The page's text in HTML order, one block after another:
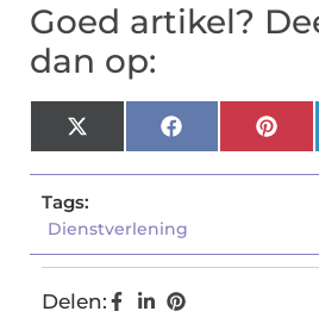
Goed artikel?
dan op:
X
(Twitter)
Facebook
Tags:
Dienstverlening
Delen: